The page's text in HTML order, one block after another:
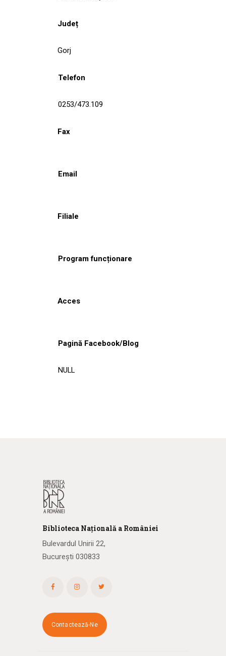
Județ
Gorj
Telefon
0253/473.109
Fax
Email
Filiale
Program funcționare
Acces
Pagină Facebook/Blog
NULL
Biblioteca Națională a României
Bulevardul Unirii 22,
București 030833
Contactează-Ne